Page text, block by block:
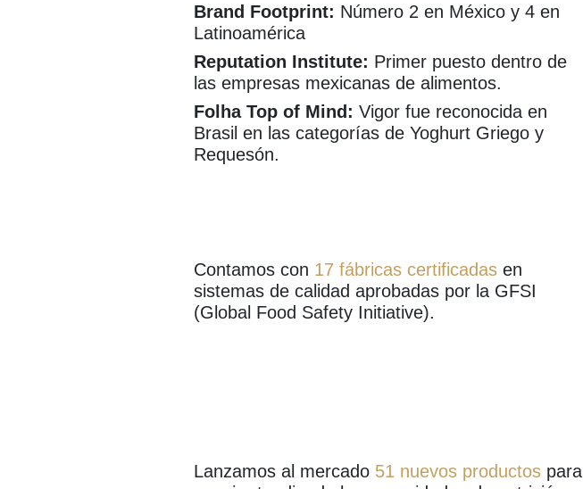
Brand Footprint: Número 2 en México y 4 en
Latinoamérica
Reputation Institute: Primer puesto dentro de
las empresas mexicanas de alimentos.
Folha Top of Mind: Vigor fue reconocida en
Brasil en las categorías de Yoghurt Griego y
Requesón.
Contamos con 17 fábricas certificadas en
sistemas de calidad aprobadas por la GFSI
(Global Food Safety Initiative).
Lanzamos al mercado 51 nuevos productos para